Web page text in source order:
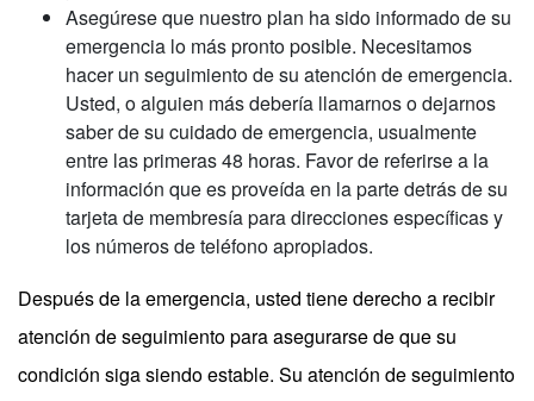
Asegúrese que nuestro plan ha sido informado de su
emergencia lo más pronto posible. Necesitamos
hacer un seguimiento de su atención de emergencia.
Usted, o alguien más debería llamarnos o dejarnos
saber de su cuidado de emergencia, usualmente
entre las primeras 48 horas. Favor de referirse a la
información que es proveída en la parte detrás de su
tarjeta de membresía para direcciones específicas y
los números de teléfono apropiados.
Después de la emergencia, usted tiene derecho a recibir
atención de seguimiento para asegurarse de que su
condición siga siendo estable. Su atención de seguimiento